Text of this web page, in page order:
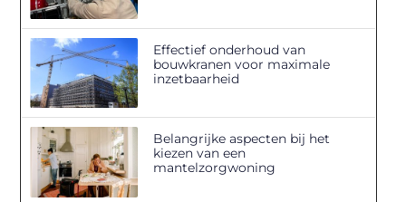
Effectief onderhoud van
bouwkranen voor maximale
inzetbaarheid
Belangrijke aspecten bij het
kiezen van een
mantelzorgwoning